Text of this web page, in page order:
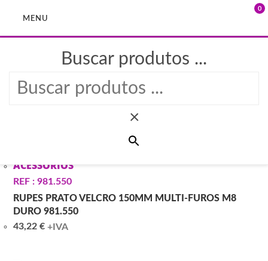
0
MENU
Buscar produtos ...
×
ACESSORIOS
REF : 981.550
RUPES PRATO VELCRO 150MM MULTI-FUROS M8
DURO 981.550
43,22€ +IVA